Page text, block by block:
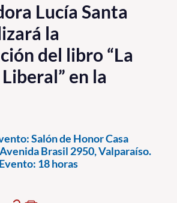
Medio
Lucía Santa
la
del libro “La
en la
Salón de Honor Casa
Brasil 2950, Valparaíso.
18 horas